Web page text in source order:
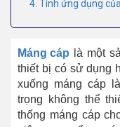
4. Tính ứng dụng
Máng cáp là một
thiết bị có sử dụng
xuống máng cáp
trọng không thể
thống máng cáp